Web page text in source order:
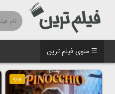
☰ منوی فیلم ترین
ویژه